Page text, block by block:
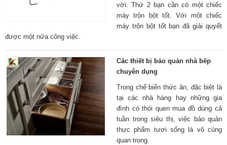
vời. Thứ 2 bạn cần có một chiếc
máy trộn bột tốt. Với một chiếc
máy trộn bột tốt bạn đã giải quyết
được một nửa công việc.
Các thiết bị bảo quản nhà bếp
chuyên dụng
Trong chế biến thức ăn, đặc biệt là
tại các nhà hàng hay những gia
đình có thói quen mua đồ dùng cả
tuần trong siêu thị, việc bảo quản
thực phẩm tươi sống là vô cùng
quan trọng.